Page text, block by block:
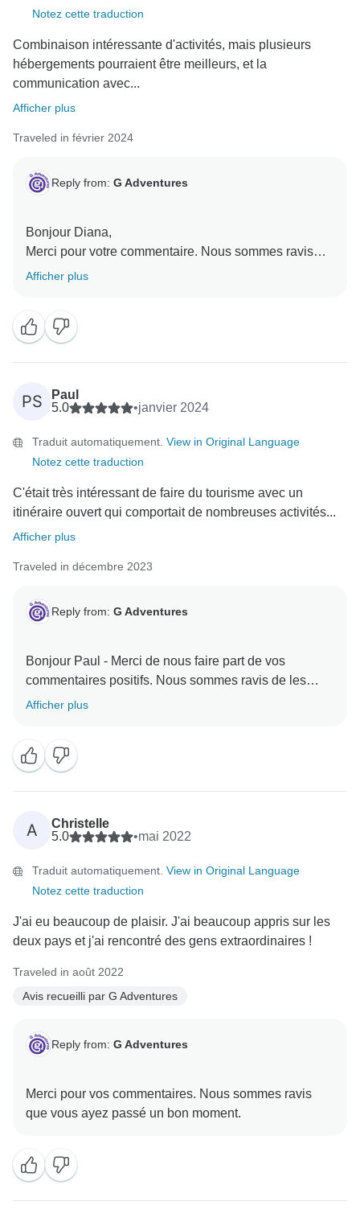
Notez cette traduction
Combinaison intéressante d'activités, mais plusieurs
hébergements pourraient être meilleurs, et la
communication avec...
Afficher plus
Traveled in février 2024
Reply from: G Adventures
Bonjour Diana,
Merci pour votre commentaire. Nous sommes ravis
que vous ayez apprécié les activités, mais nous
Encore une fois, nous apprécions votre commentaire
Afficher plus
PS
Paul
5.0
•janvier 2024
Traduit automatiquement. View in Original Language
Notez cette traduction
C'était très intéressant de faire du tourisme avec un
itinéraire ouvert qui comportait de nombreuses activités...
Afficher plus
Traveled in décembre 2023
Reply from: G Adventures
Bonjour Paul - Merci de nous faire part de vos
commentaires positifs. Nous sommes ravis de les
Afficher plus
A
Christelle
5.0
•mai 2022
Traduit automatiquement. View in Original Language
Notez cette traduction
J'ai eu beaucoup de plaisir. J'ai beaucoup appris sur les
deux pays et j'ai rencontré des gens extraordinaires !
Traveled in août 2022
Avis recueilli par G Adventures
Reply from: G Adventures
Merci pour vos commentaires. Nous sommes ravis